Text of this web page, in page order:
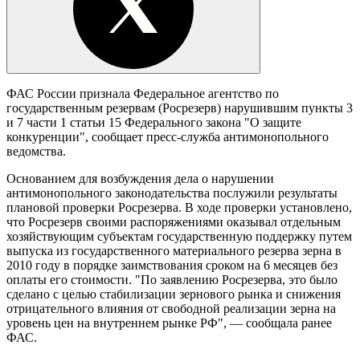
ФАС России признала Федеральное агентство по
государственным резервам (Росрезерв) нарушившим пункты 3
и 7 части 1 статьи 15 Федерального закона "О защите
конкуренции", сообщает пресс-служба антимонопольного
ведомства.
Основанием для возбуждения дела о нарушении
антимонопольного законодательства послужили результаты
плановой проверки Росрезерва. В ходе проверки установлено,
что Росрезерв своими распоряжениями оказывал отдельным
хозяйствующим субъектам государственную поддержку путем
выпуска из государственного материального резерва зерна в
2010 году в порядке заимствования сроком на 6 месяцев без
оплаты его стоимости. "По заявлению Росрезерва, это было
сделано с целью стабилизации зернового рынка и снижения
отрицательного влияния от свободной реализации зерна на
уровень цен на внутреннем рынке РФ", — сообщала ранее
ФАС.